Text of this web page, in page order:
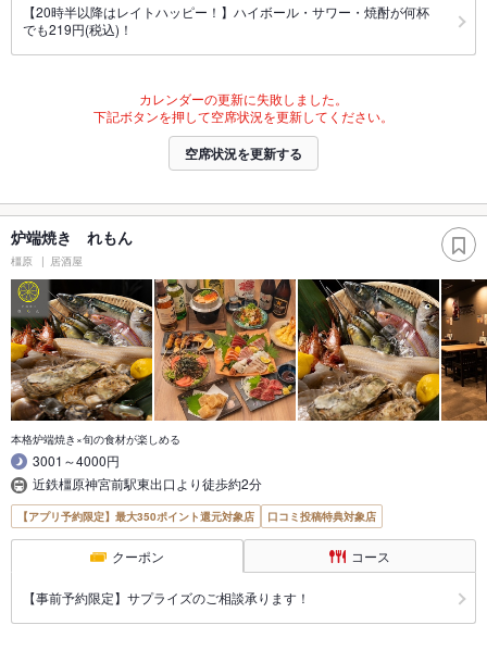
【20時半以降はレイトハッピー！】ハイボール・サワー・焼酎が何杯
でも219円(税込)！
カレンダーの更新に失敗しました。
下記ボタンを押して空席状況を更新してください。
空席状況を更新する
炉端焼き れもん
橿原 居酒屋
本格炉端焼き×旬の食材が楽しめる
3001～4000円
近鉄橿原神宮前駅東出口より徒歩約2分
【アプリ予約限定】最大350ポイント還元対象店 口コミ投稿特典対象店
クーポン コース
【事前予約限定】サプライズのご相談承ります！